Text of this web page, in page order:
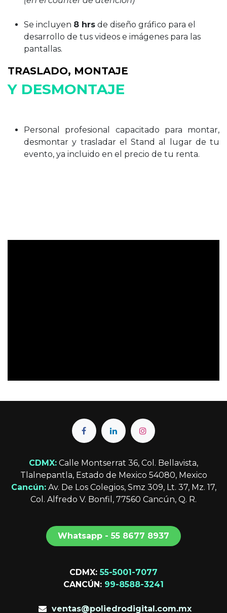
Se incluyen 8 hrs de diseño gráfico para el
desarrollo de tus videos e imágenes para las
pantallas.
TRASLADO, MONTAJE
Y DESMONTAJE
Personal profesional capacitado para montar,
desmontar y trasladar el Stand al lugar de tu
evento, ya incluido en el precio de tu renta.
CDMX: Calle Montserrat 36, Col. Bellavista,
Tlalnepantla, Estado de Mexico 54080, Mexico
Cancún: Av. De Los Colegios, Smz 309, Lt. 37, Mz. 17,
Col. Alfredo V. Bonfil, 77560 Cancún, Q. R.
Whatsapp - 55 8677 8​​​​937
CDMX:55-5001-7077
CANCÚN: 99-8588-3241
ventas@poliedrodigital.com.mx